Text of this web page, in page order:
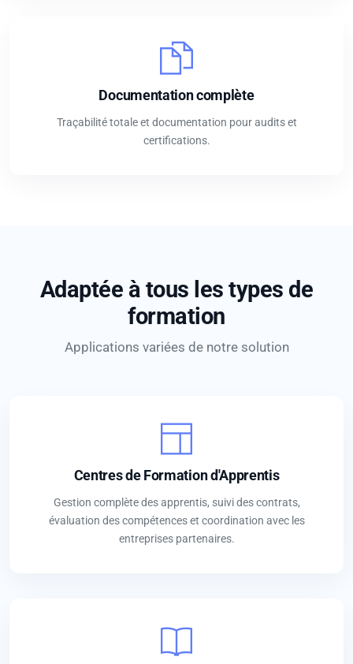
Documentation complète
Traçabilité totale et documentation pour audits et
certifications.
Adaptée à tous les types de
formation
Applications variées de notre solution
Centres de Formation d'Apprentis
Gestion complète des apprentis, suivi des contrats,
évaluation des compétences et coordination avec les
entreprises partenaires.